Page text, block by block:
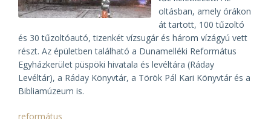
oltásban, amely órákon
át tartott, 100 tűzoltó
és 30 tűzoltóautó, tizenkét vízsugár és három vízágyú vett
részt. Az épületben található a Dunamelléki Református
Egyházkerület püspöki hivatala és levéltára (Ráday
Levéltár), a Ráday Könyvtár, a Török Pál Kari Könyvtár és a
Bibliamúzeum is.
református